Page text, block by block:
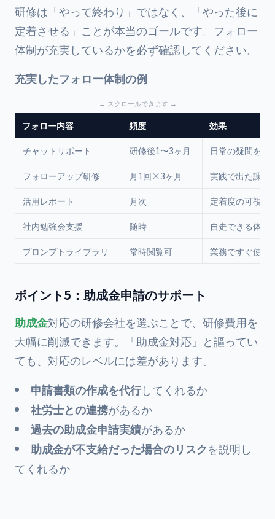
研修は「やって終わり」ではなく、「やった後に
定着させる」ことが本当のゴールです。フォロー
体制が充実しているかを必ず確認してください。
充実したフォロー体制の例
フォロー内容 頻度 効果
チャットサポート 研修後1〜3ヶ月 日常の疑問をす
フォローアップ研修 月1回×3ヶ月 実践で出た課題
活用レポート 月次 定着度の可視化
社内勉強会支援 随時 自走できる体制
プロンプトライブラリ 常時閲覧可 業務ですぐ使え
ポイント5：助成金申請のサポート
助成金対応の研修会社を選ぶことで、研修費用を
大幅に削減できます。「助成金対応」と謳ってい
ても、対応のレベルには差があります。
申請書類の作成を代行してくれるか
社労士との連携があるか
過去の助成金申請実績があるか
助成金が不支給だった場合のリスクを説明し
てくれるか